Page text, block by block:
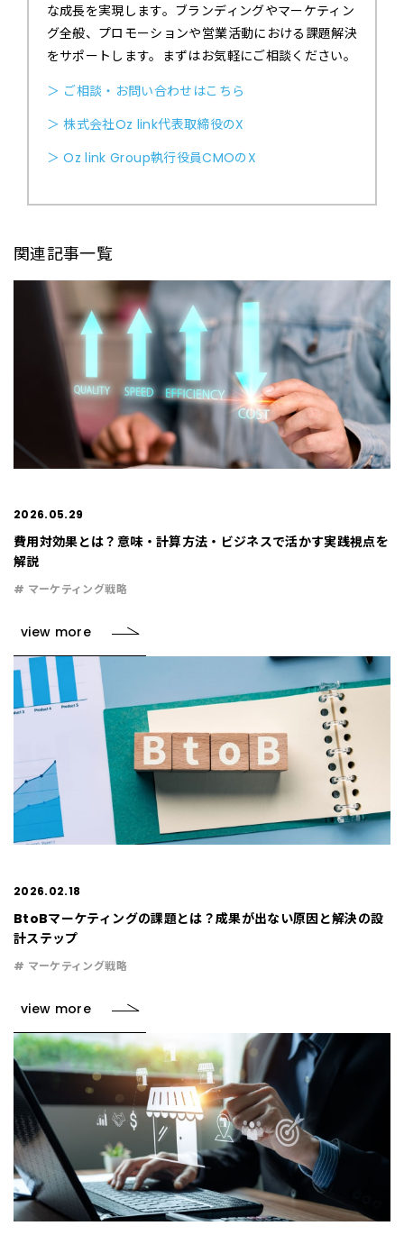
な成長を実現します。ブランディングやマーケティン
グ全般、プロモーションや営業活動における課題解決
をサポートします。まずはお気軽にご相談ください。
＞ ご相談・お問い合わせはこちら
＞ 株式会社Oz link代表取締役のX
＞ Oz link Group執行役員CMOのX
関連記事一覧
2026.05.29
費用対効果とは？意味・計算方法・ビジネスで活かす実践視点を
解説
# マーケティング戦略
view more
2026.02.18
BtoBマーケティングの課題とは？成果が出ない原因と解決の設
計ステップ
# マーケティング戦略
view more